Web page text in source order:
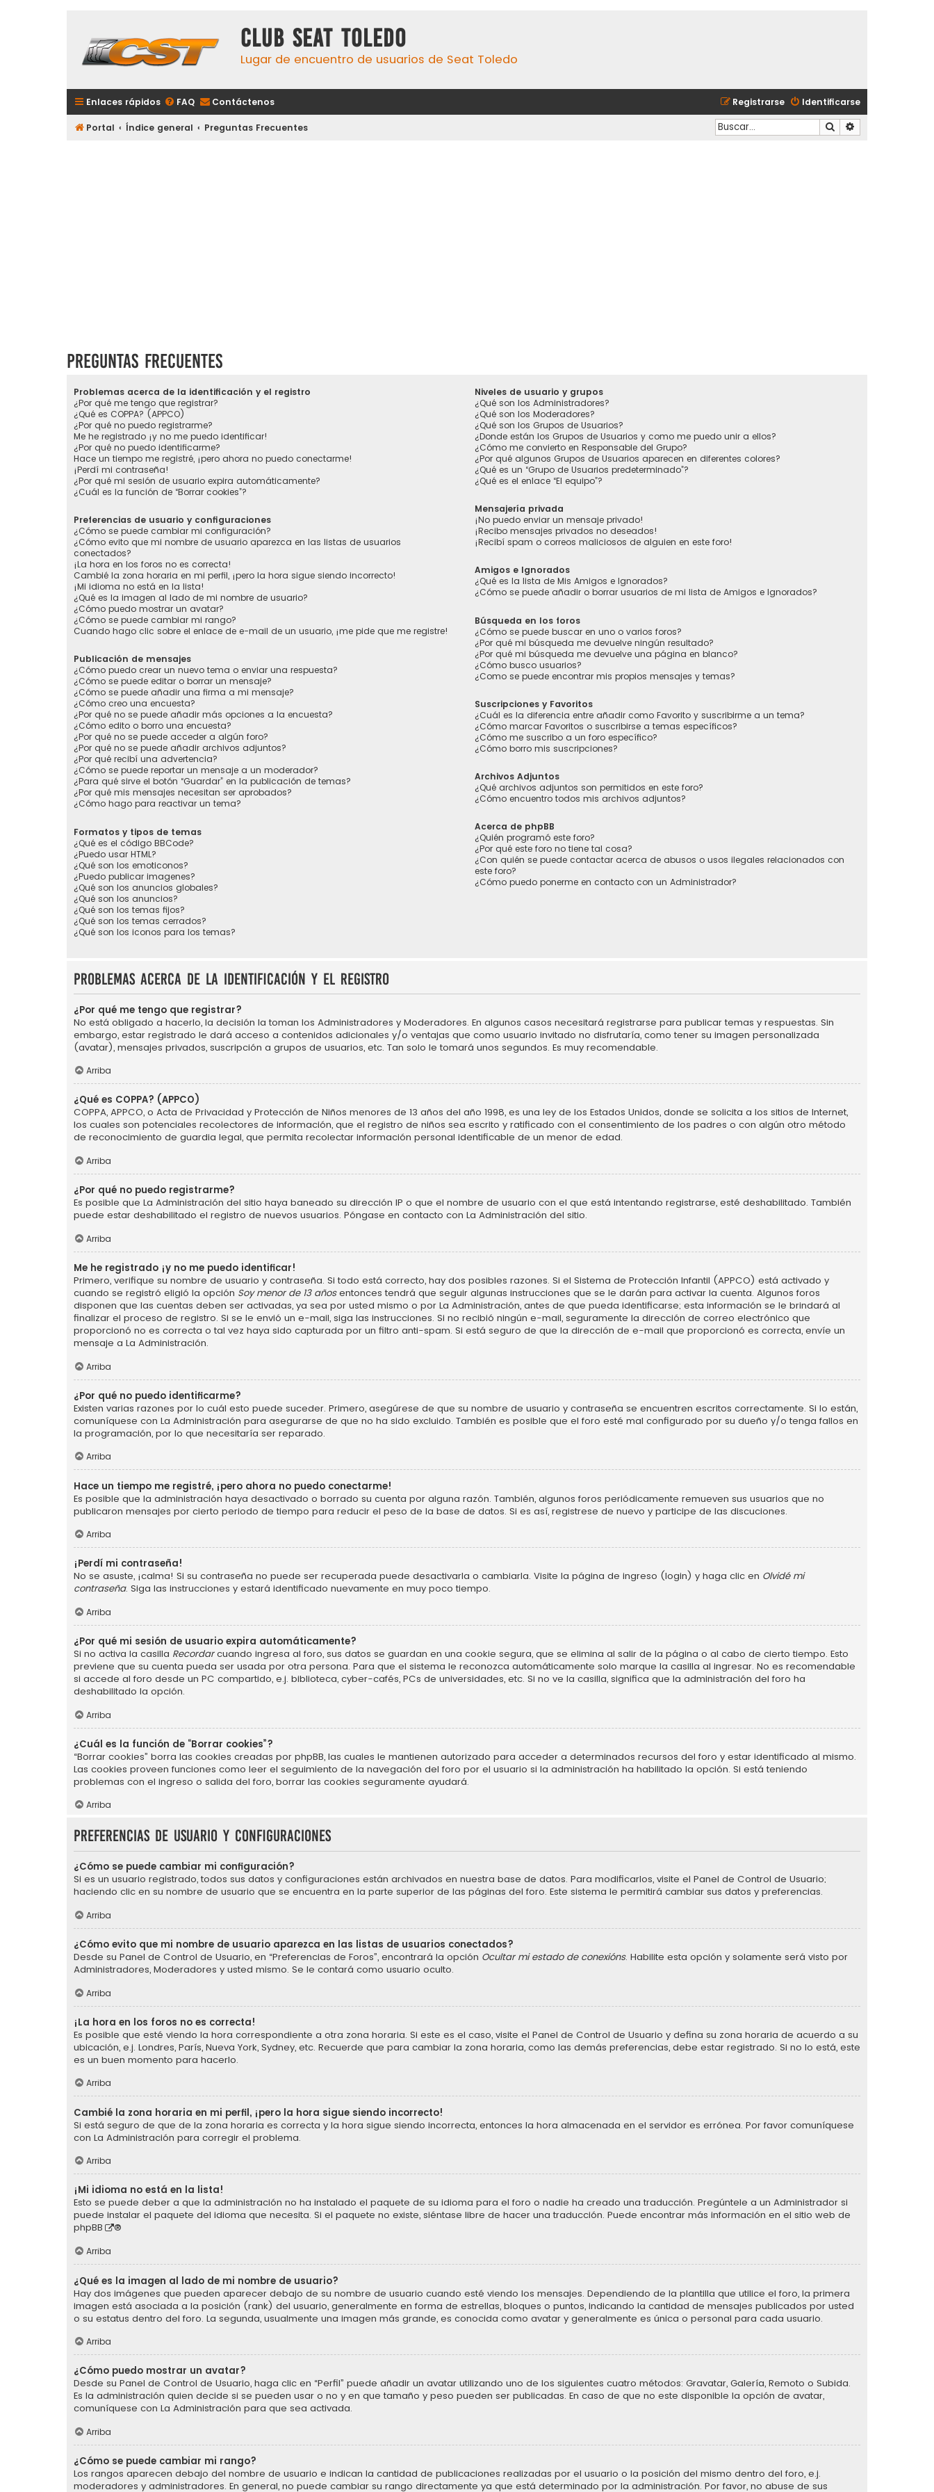
Club Seat Toledo
Lugar de encuentro de usuarios de Seat Toledo
Enlaces rápidos FAQ Contáctenos Identificarse
Registrarse
Portal Índice general Preguntas Frecuentes Buscar
Preguntas Frecuentes
Problemas acerca de la identificación y el registro
¿Por qué me tengo que registrar?
¿Qué es COPPA? (APPCO)
¿Por qué no puedo registrarme?
Me he registrado ¡y no me puedo identificar!
¿Por qué no puedo identificarme?
Hace un tiempo me registré, ¡pero ahora no puedo conectarme!
¡Perdí mi contraseña!
¿Por qué mi sesión de usuario expira automáticamente?
¿Cuál es la función de “Borrar cookies”?
Preferencias de usuario y configuraciones
¿Cómo se puede cambiar mi configuración?
¿Cómo evito que mi nombre de usuario aparezca en las listas de usuarios
conectados?
¡La hora en los foros no es correcta!
Cambié la zona horaria en mi perfil, ¡pero la hora sigue siendo incorrecto!
¡Mi idioma no está en la lista!
¿Qué es la imagen al lado de mi nombre de usuario?
¿Cómo puedo mostrar un avatar?
¿Cómo se puede cambiar mi rango?
Cuando hago clic sobre el enlace de e-mail de un usuario, ¡me pide que me registre!
Publicación de mensajes
¿Cómo puedo crear un nuevo tema o enviar una respuesta?
¿Cómo se puede editar o borrar un mensaje?
¿Cómo se puede añadir una firma a mi mensaje?
¿Cómo creo una encuesta?
¿Por qué no se puede añadir más opciones a la encuesta?
¿Cómo edito o borro una encuesta?
¿Por qué no se puede acceder a algún foro?
¿Por qué no se puede añadir archivos adjuntos?
¿Por qué recibí una advertencia?
¿Cómo se puede reportar un mensaje a un moderador?
¿Para qué sirve el botón “Guardar” en la publicación de temas?
¿Por qué mis mensajes necesitan ser aprobados?
¿Cómo hago para reactivar un tema?
Formatos y tipos de temas
¿Qué es el código BBCode?
¿Puedo usar HTML?
¿Qué son los emoticonos?
¿Puedo publicar imagenes?
¿Qué son los anuncios globales?
¿Qué son los anuncios?
¿Qué son los temas fijos?
¿Qué son los temas cerrados?
¿Qué son los iconos para los temas?
Niveles de usuario y grupos
¿Qué son los Administradores?
¿Qué son los Moderadores?
¿Qué son los Grupos de Usuarios?
¿Donde están los Grupos de Usuarios y como me puedo unir a ellos?
¿Cómo me convierto en Responsable del Grupo?
¿Por qué algunos Grupos de Usuarios aparecen en diferentes colores?
¿Qué es un “Grupo de Usuarios predeterminado”?
¿Qué es el enlace “El equipo”?
Mensajería privada
¡No puedo enviar un mensaje privado!
¡Recibo mensajes privados no deseados!
¡Recibí spam o correos maliciosos de alguien en este foro!
Amigos e Ignorados
¿Qué es la lista de Mis Amigos e Ignorados?
¿Cómo se puede añadir o borrar usuarios de mi lista de Amigos e Ignorados?
Búsqueda en los foros
¿Cómo se puede buscar en uno o varios foros?
¿Por qué mi búsqueda me devuelve ningún resultado?
¿Por qué mi búsqueda me devuelve una página en blanco?
¿Cómo busco usuarios?
¿Como se puede encontrar mis propios mensajes y temas?
Suscripciones y Favoritos
¿Cuál es la diferencia entre añadir como Favorito y suscribirme a un tema?
¿Cómo marcar Favoritos o suscribirse a temas específicos?
¿Cómo me suscribo a un foro específico?
¿Cómo borro mis suscripciones?
Archivos Adjuntos
¿Qué archivos adjuntos son permitidos en este foro?
¿Cómo encuentro todos mis archivos adjuntos?
Acerca de phpBB
¿Quién programó este foro?
¿Por qué este foro no tiene tal cosa?
¿Con quién se puede contactar acerca de abusos o usos ilegales relacionados con
este foro?
¿Cómo puedo ponerme en contacto con un Administrador?
Problemas acerca de la identificación y el registro
¿Por qué me tengo que registrar?
No está obligado a hacerlo, la decisión la toman los Administradores y Moderadores. En algunos casos necesitará registrarse para publicar temas y respuestas. Sin
embargo, estar registrado le dará acceso a contenidos adicionales y/o ventajas que como usuario invitado no disfrutaría, como tener su imagen personalizada
(avatar), mensajes privados, suscripción a grupos de usuarios, etc. Tan solo le tomará unos segundos. Es muy recomendable.
Arriba
¿Qué es COPPA? (APPCO)
COPPA, APPCO, o Acta de Privacidad y Protección de Niños menores de 13 años del año 1998, es una ley de los Estados Unidos, donde se solicita a los sitios de Internet,
los cuales son potenciales recolectores de información, que el registro de niños sea escrito y ratificado con el consentimiento de los padres o con algún otro método
de reconocimiento de guardia legal, que permita recolectar información personal identificable de un menor de edad.
Arriba
¿Por qué no puedo registrarme?
Es posible que La Administración del sitio haya baneado su dirección IP o que el nombre de usuario con el que está intentando registrarse, esté deshabilitado. También
puede estar deshabilitado el registro de nuevos usuarios. Póngase en contacto con La Administración del sitio.
Arriba
Me he registrado ¡y no me puedo identificar!
Primero, verifique su nombre de usuario y contraseña. Si todo está correcto, hay dos posibles razones. Si el Sistema de Protección Infantil (APPCO) está activado y
cuando se registró eligió la opción Soy menor de 13 añosentonces tendrá que seguir algunas instrucciones que se le darán para activar la cuenta. Algunos foros
disponen que las cuentas deben ser activadas, ya sea por usted mismo o por La Administración, antes de que pueda identificarse; esta información se le brindará al
finalizar el proceso de registro. Si se le envió un e-mail, siga las instrucciones. Si no recibió ningún e-mail, seguramente la dirección de correo electrónico que
proporcionó no es correcta o tal vez haya sido capturada por un filtro anti-spam. Si está seguro de que la dirección de e-mail que proporcionó es correcta, envíe un
mensaje a La Administración.
Arriba
¿Por qué no puedo identificarme?
Existen varias razones por lo cuál esto puede suceder. Primero, asegúrese de que su nombre de usuario y contraseña se encuentren escritos correctamente. Si lo están,
comuníquese con La Administración para asegurarse de que no ha sido excluido. También es posible que el foro esté mal configurado por su dueño y/o tenga fallos en
la programación, por lo que necesitaría ser reparado.
Arriba
Hace un tiempo me registré, ¡pero ahora no puedo conectarme!
Es posible que la administración haya desactivado o borrado su cuenta por alguna razón. También, algunos foros periódicamente remueven sus usuarios que no
publicaron mensajes por cierto periodo de tiempo para reducir el peso de la base de datos. Si es así, registrese de nuevo y participe de las discuciones.
Arriba
¡Perdí mi contraseña!
No se asuste, ¡calma! Si su contraseña no puede ser recuperada puede desactivarla o cambiarla. Visite la página de ingreso (login) y haga clic en Olvidé mi
contraseña. Siga las instrucciones y estará identificado nuevamente en muy poco tiempo.
Arriba
¿Por qué mi sesión de usuario expira automáticamente?
Si no activa la casilla Recordarcuando ingresa al foro, sus datos se guardan en una cookie segura, que se elimina al salir de la página o al cabo de cierto tiempo. Esto
previene que su cuenta pueda ser usada por otra persona. Para que el sistema le reconozca automáticamente solo marque la casilla al ingresar. No es recomendable
si accede al foro desde un PC compartido, e.j. biblioteca, cyber-cafés, PCs de universidades, etc. Si no ve la casilla, significa que la administración del foro ha
deshabilitado la opción.
Arriba
¿Cuál es la función de “Borrar cookies”?
“Borrar cookies” borra las cookies creadas por phpBB, las cuales le mantienen autorizado para acceder a determinados recursos del foro y estar identificado al mismo.
Las cookies proveen funciones como leer el seguimiento de la navegación del foro por el usuario si la administración ha habilitado la opción. Si está teniendo
problemas con el ingreso o salida del foro, borrar las cookies seguramente ayudará.
Arriba
Preferencias de usuario y configuraciones
¿Cómo se puede cambiar mi configuración?
Si es un usuario registrado, todos sus datos y configuraciones están archivados en nuestra base de datos. Para modificarlos, visite el Panel de Control de Usuario;
haciendo clic en su nombre de usuario que se encuentra en la parte superior de las páginas del foro. Este sistema le permitirá cambiar sus datos y preferencias.
Arriba
¿Cómo evito que mi nombre de usuario aparezca en las listas de usuarios conectados?
Desde su Panel de Control de Usuario, en “Preferencias de Foros”, encontrará la opción Ocultar mi estado de conexións. Habilite esta opción y solamente será visto por
Administradores, Moderadores y usted mismo. Se le contará como usuario oculto.
Arriba
¡La hora en los foros no es correcta!
Es posible que esté viendo la hora correspondiente a otra zona horaria. Si este es el caso, visite el Panel de Control de Usuario y defina su zona horaria de acuerdo a su
ubicación, e.j. Londres, París, Nueva York, Sydney, etc. Recuerde que para cambiar la zona horaria, como las demás preferencias, debe estar registrado. Si no lo está, este
es un buen momento para hacerlo.
Arriba
Cambié la zona horaria en mi perfil, ¡pero la hora sigue siendo incorrecto!
Si está seguro de que de la zona horaria es correcta y la hora sigue siendo incorrecta, entonces la hora almacenada en el servidor es errónea. Por favor comuníquese
con La Administración para corregir el problema.
Arriba
¡Mi idioma no está en la lista!
Esto se puede deber a que la administración no ha instalado el paquete de su idioma para el foro o nadie ha creado una traducción. Pregúntele a un Administrador si
puede instalar el paquete del idioma que necesita. Si el paquete no existe, siéntase libre de hacer una traducción. Puede encontrar más información en el sitio web de
phpBB
®
Arriba
¿Qué es la imagen al lado de mi nombre de usuario?
Hay dos imágenes que pueden aparecer debajo de su nombre de usuario cuando esté viendo los mensajes. Dependiendo de la plantilla que utilice el foro, la primera
imagen está asociada a la posición (rank) del usuario, generalmente en forma de estrellas, bloques o puntos, indicando la cantidad de mensajes publicados por usted
o su estatus dentro del foro. La segunda, usualmente una imagen más grande, es conocida como avatar y generalmente es única o personal para cada usuario.
Arriba
¿Cómo puedo mostrar un avatar?
Desde su Panel de Control de Usuario, haga clic en “Perfil” puede añadir un avatar utilizando uno de los siguientes cuatro métodos: Gravatar, Galería, Remoto o Subida.
Es la administración quien decide si se pueden usar o no y en que tamaño y peso pueden ser publicadas. En caso de que no este disponible la opción de avatar,
comuníquese con La Administración para que sea activada.
Arriba
¿Cómo se puede cambiar mi rango?
Los rangos aparecen debajo del nombre de usuario e indican la cantidad de publicaciones realizadas por el usuario o la posición del mismo dentro del foro, e.j.
moderadores y administradores. En general, no puede cambiar su rango directamente ya que está determinado por la administración. Por favor, no abuse de sus